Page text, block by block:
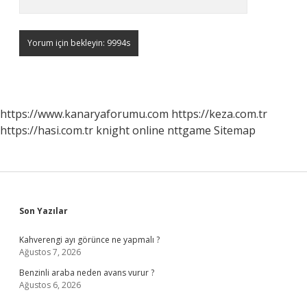
https://www.kanaryaforumu.com https://keza.com.tr
https://hasi.com.tr knight online nttgame Sitemap
Sidebar
Son Yazılar
Kahverengi ayı görünce ne yapmalı ?
Ağustos 7, 2026
Benzinli araba neden avans vurur ?
Ağustos 6, 2026